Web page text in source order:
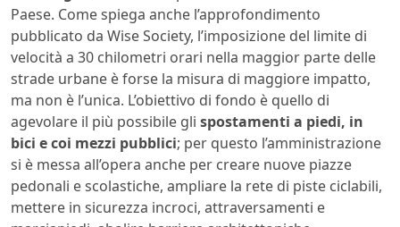
Paese. Come spiega anche l’approfondimento
pubblicato da Wise Society, l’imposizione del limite di
velocità a 30 chilometri orari nella maggior parte delle
strade urbane è forse la misura di maggiore impatto,
ma non è l’unica. L’obiettivo di fondo è quello di
agevolare il più possibile gli spostamenti a piedi, in
bici e coi mezzi pubblici; per questo l’amministrazione
si è messa all’opera anche per creare nuove piazze
pedonali e scolastiche, ampliare la rete di piste ciclabili,
mettere in sicurezza incroci, attraversamenti e